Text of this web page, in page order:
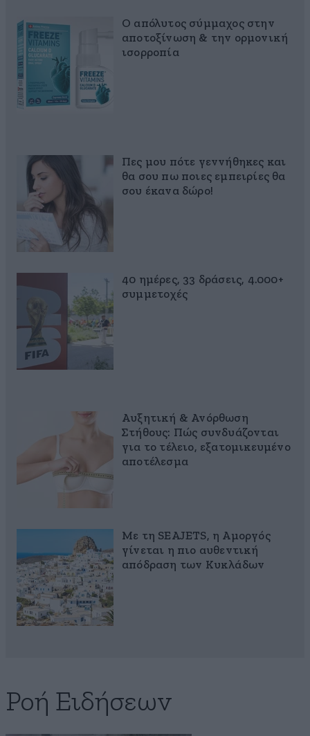
Ο απόλυτος σύμμαχος στην
αποτοξίνωση & την ορμονική
ισορροπία
Πες μου πότε γεννήθηκες και
θα σου πω ποιες εμπειρίες θα
σου έκανα δώρο!
40 ημέρες, 33 δράσεις, 4.000+
συμμετοχές
Αυξητική & Ανόρθωση
Στήθους: Πώς συνδυάζονται
για το τέλειο, εξατομικευμένο
αποτέλεσμα
Με τη SEAJETS, η Αμοργός
γίνεται η πιο αυθεντική
απόδραση των Κυκλάδων
Ροή Ειδήσεων